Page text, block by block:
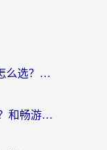
海外党必看：iPhone VPN 回国怎么选？一篇搞定无缝访问国内资源
海外党必看：MalusVPN好用吗？和畅游VPN对比哪个回国效果更好？附穿梭飞鱼神龟真实体验